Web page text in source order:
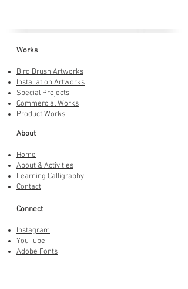
Works
Bird Brush Artworks
Installation Artworks
Special Projects
Commercial Works
Product Works
About
Home
About & Activities
Learning Calligraphy
Contact
Connect
Instagram
YouTube
Adobe Fonts